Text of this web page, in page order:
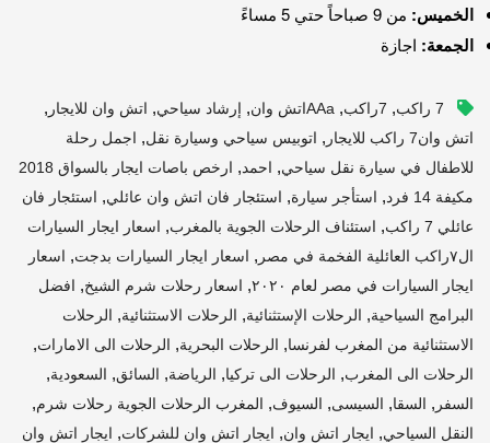
الخميس: من 9 صباحاً حتي 5 مساءً
الجمعة: اجازة
7 راكب , 7راكب , AAaاتش وان , إرشاد سياحي, اتش وان للايجار ,
اتش وان7 راكب للايجار , اتوبيس سياحي وسيارة نقل, اجمل رحلة
للاطفال في سيارة نقل سياحي, احمد,
ارخص باصات ايجار بالسواق 2018
مكيفة 14 فرد
, استأجر سيارة, استئجار فان اتش وان عائلي, استئجار فان
عائلي 7 راكب
, استئناف الرحلات الجوية بالمغرب, اسعار ايجار السيارات
ال٧راكب العائلية الفخمة في مصر
, اسعار ايجار السيارات بدجت, اسعار
ايجار السيارات في مصر لعام ٢٠٢٠
, اسعار رحلات شرم الشيخ, افضل
البرامج السياحية, الرحلات الإستثنائية, الرحلات الاستثنائية, الرحلات
الاستثنائية من المغرب لفرنسا, الرحلات البحرية, الرحلات الى الامارات,
الرحلات الى المغرب, الرحلات الى تركيا, الرياضة, السائق, السعودية,
السفر , السقا, السيسى, السيوف, المغرب الرحلات الجوية رحلات شرم,
النقل السياحي, ايجار اتش وان, ايجار اتش وان للشركات, ايجار اتش وان